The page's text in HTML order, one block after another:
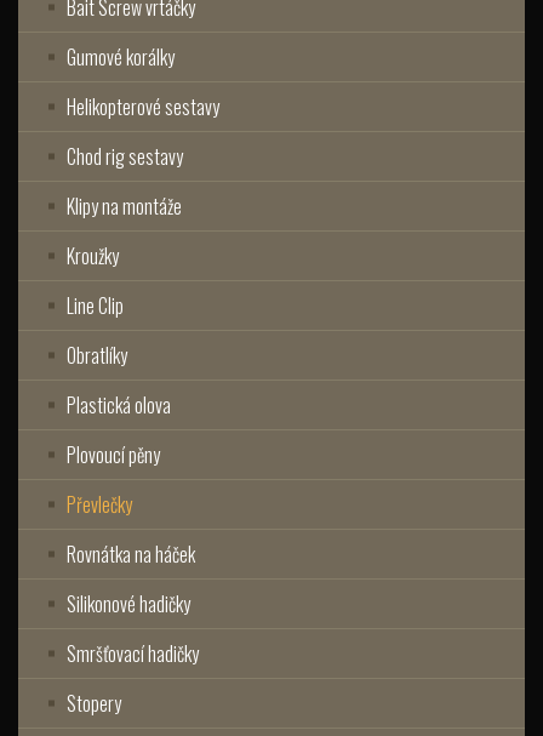
Bait Screw vrtáčky
Gumové korálky
Helikopterové sestavy
Chod rig sestavy
Klipy na montáže
Kroužky
Line Clip
Obratlíky
Plastická olova
Plovoucí pěny
Převlečky
Rovnátka na háček
Silikonové hadičky
Smršťovací hadičky
Stopery